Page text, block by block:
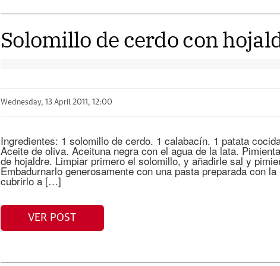
Solomillo de cerdo con
Wednesday, 13 April 2011, 12:00
Ingredientes: 1 solomillo de cerdo. 1 calabacín. 1 patata
Aceite de oliva. Aceituna negra con el agua de la lata.
de hojaldre. Limpiar primero el solomillo, y añadirle sal y
Embadurnarlo generosamente con una pasta preparada con
cubrirlo a […]
VER POST